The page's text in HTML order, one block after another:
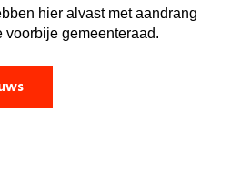
hier alvast met aandrang
voorbije gemeenteraad.